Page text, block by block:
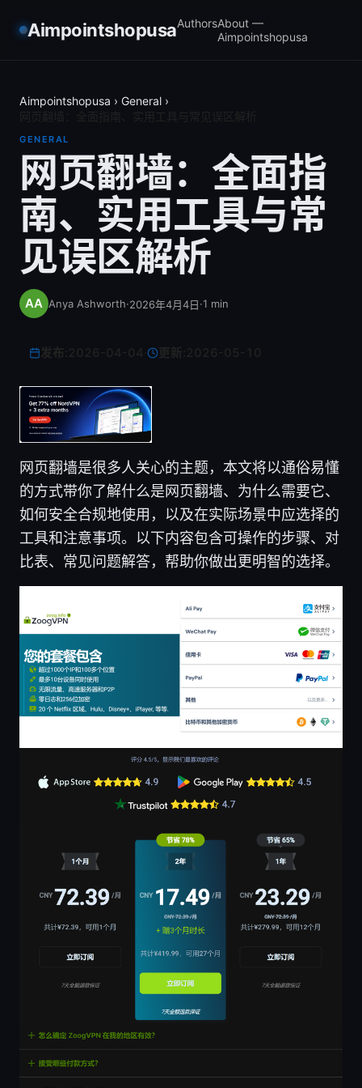
AimpointshopusaAuthorsAbout —
Aimpointshopusa
Aimpointshopusa › General ›
GENERAL
网页翻墙：全面指
南、实用工具与常
见误区解析
Anya Ashworth·2026年4月4日·1 min
更新:
网页翻墙是很多人关心的主题，本文将以通俗易懂
的方式带你了解什么是网页翻墙、为什么需要它、
如何安全合规地使用，以及在实际场景中应选择的
工具和注意事项。以下内容包含可操作的步骤、对
比表、常见问题解答，帮助你做出更明智的选择。